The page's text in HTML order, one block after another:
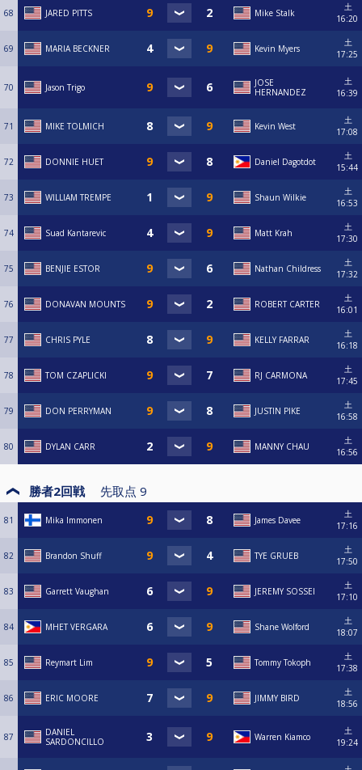
68 JARED PITTS Mike Stalk
土
16:20
69 MARIA BECKNER Kevin Myers
土
17:25
70 Jason Trigo
JOSE
HERNANDEZ
土
16:39
71 MIKE TOLMICH Kevin West
土
17:08
72 DONNIE HUET Daniel Dagotdot
土
15:44
73 WILLIAM TREMPE Shaun Wilkie
土
16:53
74 Suad Kantarevic Matt Krah
土
17:30
75 BENJIE ESTOR Nathan Childress
土
17:32
76 DONAVAN MOUNTS ROBERT CARTER
土
16:01
77 CHRIS PYLE KELLY FARRAR
土
16:18
78 TOM CZAPLICKI RJ CARMONA
土
17:45
79 DON PERRYMAN JUSTIN PIKE
土
16:58
80 DYLAN CARR MANNY CHAU
土
16:56
勝者2回戦 先取点 9
81 Mika Immonen James Davee
土
17:16
82 Brandon Shuff TYE GRUEB
土
17:50
83 Garrett Vaughan JEREMY SOSSEI
土
17:10
84 MHET VERGARA Shane Wolford
土
18:07
85 Reymart Lim Tommy Tokoph
土
17:38
86 ERIC MOORE JIMMY BIRD
土
18:56
87
DANIEL
SARDONCILLO
Warren Kiamco
土
19:24